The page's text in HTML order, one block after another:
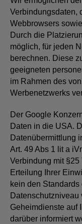
Verbindungsdaten,
Webbrowsers
Durch die
möglich, für jeden
berechnen. Diese
geeigneten
im Rahmen des
Werbenetzwerks
Der Google
Daten in die USA.
Datenübermittlung
Art. 49 Abs 1 lit a
Verbindung mit
Erteilung Ihrer
kein den
Geheimdienste auf
darüber informiert